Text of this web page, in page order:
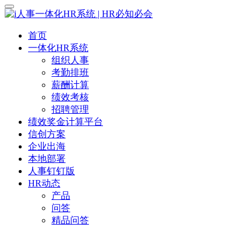
首页
一体化HR系统
组织人事
考勤排班
薪酬计算
绩效考核
招聘管理
绩效奖金计算平台
信创方案
企业出海
本地部署
人事钉钉版
HR动态
产品
问答
精品问答